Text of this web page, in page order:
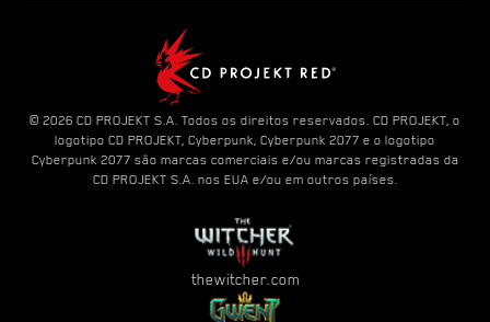
© 2026 CD PROJEKT S.A. Todos os direitos reservados. CD PROJEKT, o
logotipo CD PROJEKT, Cyberpunk, Cyberpunk 2077 e o logotipo
Cyberpunk 2077 são marcas comerciais e/ou marcas registradas da
CD PROJEKT S.A. nos EUA e/ou em outros países.
thewitcher.com